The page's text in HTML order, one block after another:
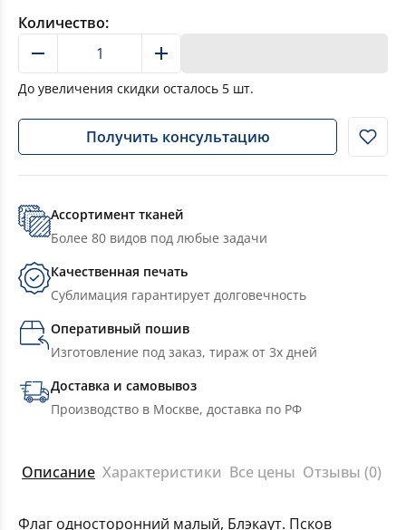
Количество:
До увеличения скидки осталось 5 шт.
Получить консультацию
Ассортимент тканей
Более 80 видов под любые задачи
Качественная печать
Сублимация гарантирует долговечность
Оперативный пошив
Изготовление под заказ, тираж от 3х дней
Доставка и самовывоз
Производство в Москве, доставка по РФ
Описание Характеристики Все цены Отзывы (0)
Флаг односторонний малый, Блэкаут. Псков